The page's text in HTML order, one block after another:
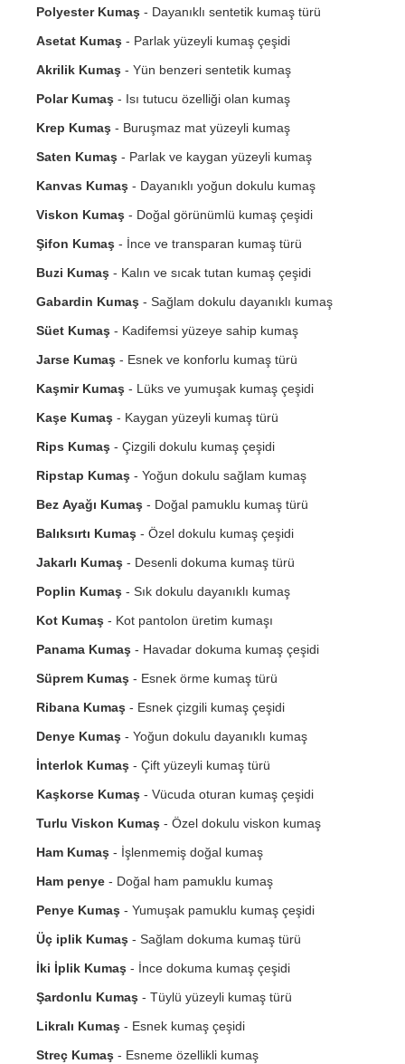
Polyester Kumaş - Dayanıklı sentetik kumaş türü
Asetat Kumaş - Parlak yüzeyli kumaş çeşidi
Akrilik Kumaş - Yün benzeri sentetik kumaş
Polar Kumaş - Isı tutucu özelliği olan kumaş
Krep Kumaş - Buruşmaz mat yüzeyli kumaş
Saten Kumaş - Parlak ve kaygan yüzeyli kumaş
Kanvas Kumaş - Dayanıklı yoğun dokulu kumaş
Viskon Kumaş - Doğal görünümlü kumaş çeşidi
Şifon Kumaş - İnce ve transparan kumaş türü
Buzi Kumaş - Kalın ve sıcak tutan kumaş çeşidi
Gabardin Kumaş - Sağlam dokulu dayanıklı kumaş
Süet Kumaş - Kadifemsi yüzeye sahip kumaş
Jarse Kumaş - Esnek ve konforlu kumaş türü
Kaşmir Kumaş - Lüks ve yumuşak kumaş çeşidi
Kaşe Kumaş - Kaygan yüzeyli kumaş türü
Rips Kumaş - Çizgili dokulu kumaş çeşidi
Ripstap Kumaş - Yoğun dokulu sağlam kumaş
Bez Ayağı Kumaş - Doğal pamuklu kumaş türü
Balıksırtı Kumaş - Özel dokulu kumaş çeşidi
Jakarlı Kumaş - Desenli dokuma kumaş türü
Poplin Kumaş - Sık dokulu dayanıklı kumaş
Kot Kumaş - Kot pantolon üretim kumaşı
Panama Kumaş - Havadar dokuma kumaş çeşidi
Süprem Kumaş - Esnek örme kumaş türü
Ribana Kumaş - Esnek çizgili kumaş çeşidi
Denye Kumaş - Yoğun dokulu dayanıklı kumaş
İnterlok Kumaş - Çift yüzeyli kumaş türü
Kaşkorse Kumaş - Vücuda oturan kumaş çeşidi
Turlu Viskon Kumaş - Özel dokulu viskon kumaş
Ham Kumaş - İşlenmemiş doğal kumaş
Ham penye - Doğal ham pamuklu kumaş
Penye Kumaş - Yumuşak pamuklu kumaş çeşidi
Üç iplik Kumaş - Sağlam dokuma kumaş türü
İki İplik Kumaş - İnce dokuma kumaş çeşidi
Şardonlu Kumaş - Tüylü yüzeyli kumaş türü
Likralı Kumaş - Esnek kumaş çeşidi
Streç Kumaş - Esneme özellikli kumaş